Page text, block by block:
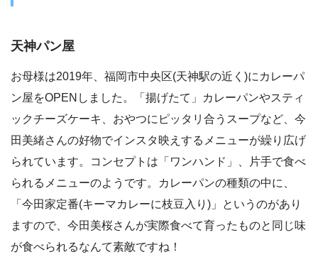
天神パン屋
お母様は2019年、福岡市中央区(天神駅の近く)にカレーパ
ン屋をOPENしました。「揚げたて」カレーパンやスティ
ックチーズケーキ、おやつにピッタリ合うスープなど、今
田美緒さんの好物でインスタ映えするメニューが繰り広げ
られています。コンセプトは「ワンハンド」、片手で食べ
られるメニューのようです。カレーパンの種類の中に、
「今田家定番(キーマカレーに枝豆入り)」というのがあり
ますので、今田美桜さんが実際食べて育ったものと同じ味
が食べられるなんて素敵ですね！